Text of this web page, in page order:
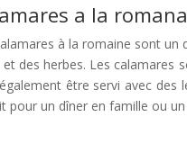
a la romana
à la romaine sont un
et des herbes. Les calamares
être servi avec des
pour un dîner en famille ou